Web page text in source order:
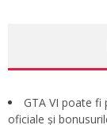
GTA VI poate fi
oficiale și